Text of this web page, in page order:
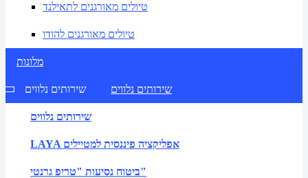
טיולים מאורגנים לתאילנד
טיולים מאורגנים להודו
מלונות
שירותים נלווים שירותים נלווים
שירותים נלווים
LAYA אפליקציה פיננסית למטיילים
ביטוח נסיעות "טריפ גרנטי"